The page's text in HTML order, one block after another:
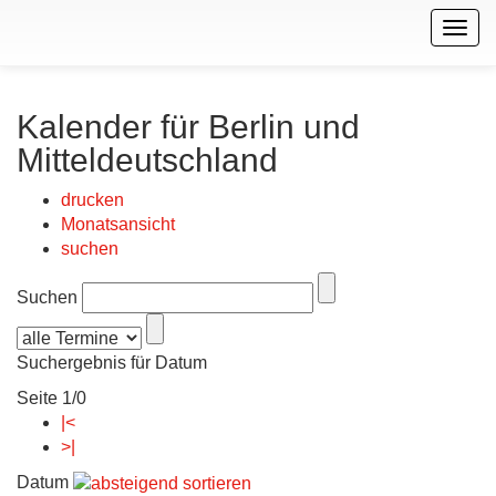
Kalender für Berlin und
Mitteldeutschland
drucken
Monatsansicht
suchen
Suchen
Suchergebnis für Datum
Seite 1/0
|<
>|
Datum